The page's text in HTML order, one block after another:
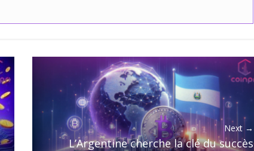
Next →
L’Argentine cherche la clé du succès